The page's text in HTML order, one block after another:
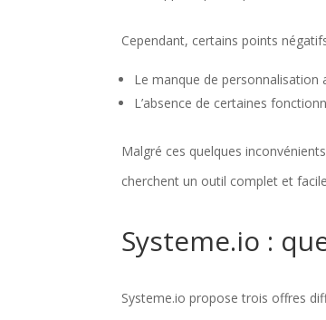
Cependant, certains points
Le manque de personnalisation
L’absence de certaines
Malgré ces quelques
cherchent un outil complet et
Systeme.io :
Systeme.io propose trois offres